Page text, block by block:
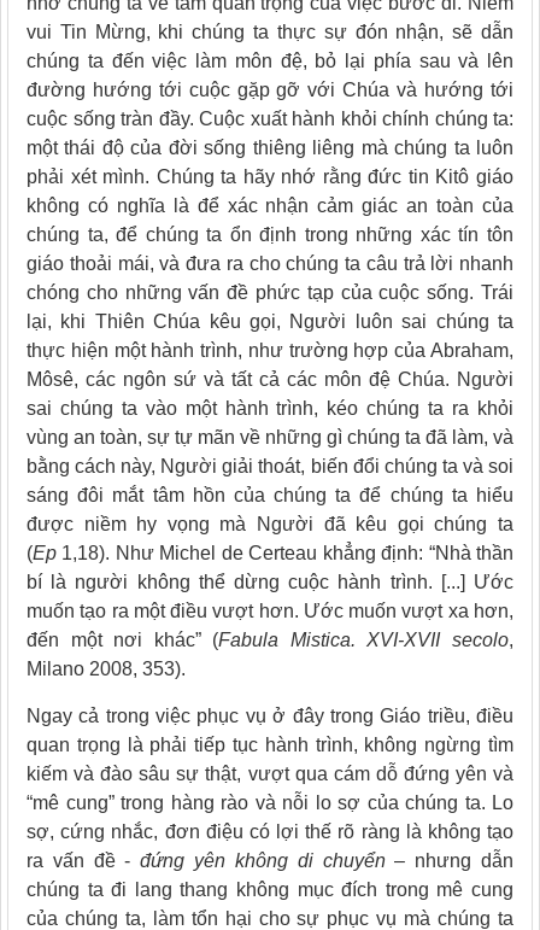
vui Tin Mừng, khi chúng ta thực sự đón nhận, sẽ dẫn
chúng ta đến việc làm môn đệ, bỏ lại phía sau và lên
đường hướng tới cuộc gặp gỡ với Chúa và hướng tới
cuộc sống tràn đầy. Cuộc xuất hành khỏi chính chúng ta:
một thái độ của đời sống thiêng liêng mà chúng ta luôn
phải xét mình. Chúng ta hãy nhớ rằng đức tin Kitô giáo
không có nghĩa là để xác nhận cảm giác an toàn của
chúng ta, để chúng ta ổn định trong những xác tín tôn
giáo thoải mái, và đưa ra cho chúng ta câu trả lời nhanh
chóng cho những vấn đề phức tạp của cuộc sống. Trái
lại, khi Thiên Chúa kêu gọi, Người luôn sai chúng ta
thực hiện một hành trình, như trường hợp của Abraham,
Môsê, các ngôn sứ và tất cả các môn đệ Chúa. Người
sai chúng ta vào một hành trình, kéo chúng ta ra khỏi
vùng an toàn, sự tự mãn về những gì chúng ta đã làm, và
bằng cách này, Người giải thoát, biến đổi chúng ta và soi
sáng đôi mắt tâm hồn của chúng ta để chúng ta hiểu
được niềm hy vọng mà Người đã kêu gọi chúng ta
(Ep 1,18). Như Michel de Certeau khẳng định: “Nhà thần
bí là người không thể dừng cuộc hành trình. [...] Ước
muốn tạo ra một điều vượt hơn. Ước muốn vượt xa hơn,
đến một nơi khác” (Fabula Mistica. XVI-XVII secolo,
Milano 2008, 353).
Ngay cả trong việc phục vụ ở đây trong Giáo triều, điều
quan trọng là phải tiếp tục hành trình, không ngừng tìm
kiếm và đào sâu sự thật, vượt qua cám dỗ đứng yên và
“mê cung” trong hàng rào và nỗi lo sợ của chúng ta. Lo
sợ, cứng nhắc, đơn điệu có lợi thế rõ ràng là không tạo
ra vấn đề -đứng yên không di chuyển– nhưng dẫn
chúng ta đi lang thang không mục đích trong mê cung
của chúng ta, làm tổn hại cho sự phục vụ mà chúng ta